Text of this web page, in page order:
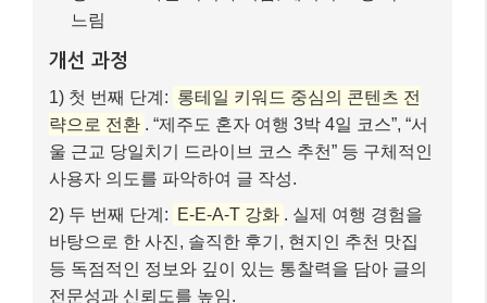
전문성과 신뢰도를 높임.
3) 세 번째 단계:
선. 반응형 웹 디자인 적용으로 모바일 친화성 확보.
최종 결과 (6개월 후)
– 결과 항목 1: 일 방문자 500명 이상으로 10배 이
상 증가
– 결과 항목 2: 주요 롱테일 키워드에서 구글 검색
1~3위 다수 노출